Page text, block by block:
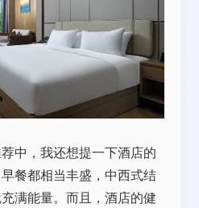
，我还想提一下酒店的
餐都相当丰盛，中西式结
满能量。而且，酒店的健